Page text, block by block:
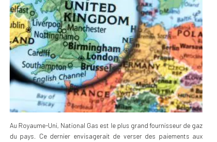
Au Royaume-Uni, National Gas est le plus grand fournisseur de gaz
du pays. Ce dernier envisagerait de verser des paiements aux